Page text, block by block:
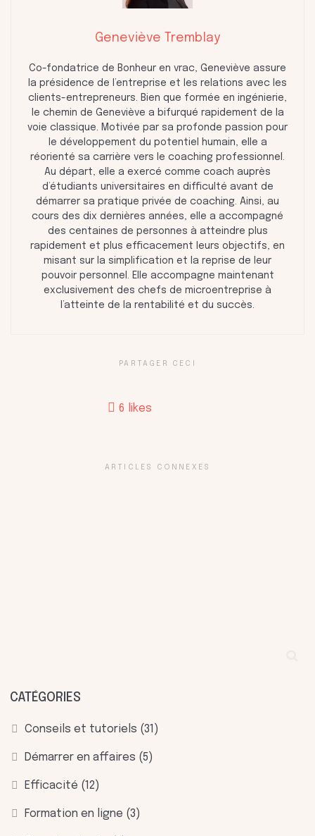
Geneviève Tremblay
Co-fondatrice de Bonheur en vrac, Geneviève assure
la présidence de l’entreprise et les relations avec les
clients-entrepreneurs. Bien que formée en ingénierie,
le chemin de Geneviève a bifurqué rapidement de la
voie classique. Motivée par sa profonde passion pour
le développement du potentiel humain, elle a
réorienté sa carrière vers le coaching professionnel.
Au départ, elle a exercé comme coach auprès
d’étudiants universitaires en difficulté avant de
démarrer sa pratique privée de coaching. Ainsi, au
cours des dix dernières années, elle a accompagné
des centaines de personnes à atteindre plus
rapidement et plus efficacement leurs objectifs, en
misant sur la simplification et la reprise de leur
pouvoir personnel. Elle accompagne maintenant
exclusivement des chefs de microentreprise à
l’atteinte de la rentabilité et du succès.
PARTAGER CECI
6 likes
ARTICLES CONNEXES
CATÉGORIES
Conseils et tutoriels (31)
Démarrer en affaires (5)
Efficacité (12)
Formation en ligne (3)